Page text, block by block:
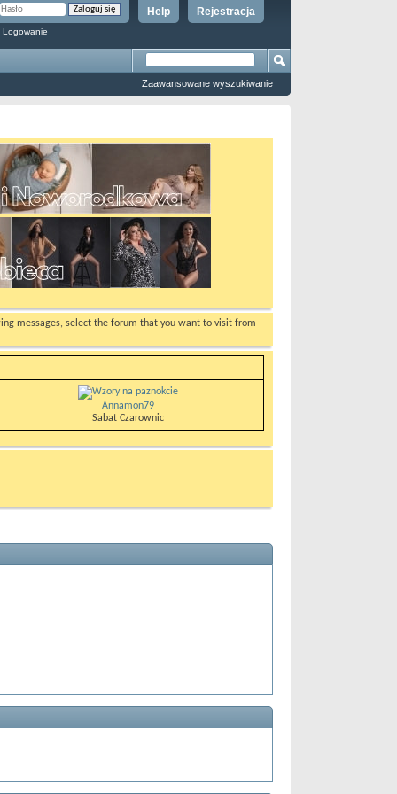
Rejestracja
Help
Zaawansowane wyszukiwanie
messages, select the forum that you want to visit from
Annamon79
Sabat Czarownic